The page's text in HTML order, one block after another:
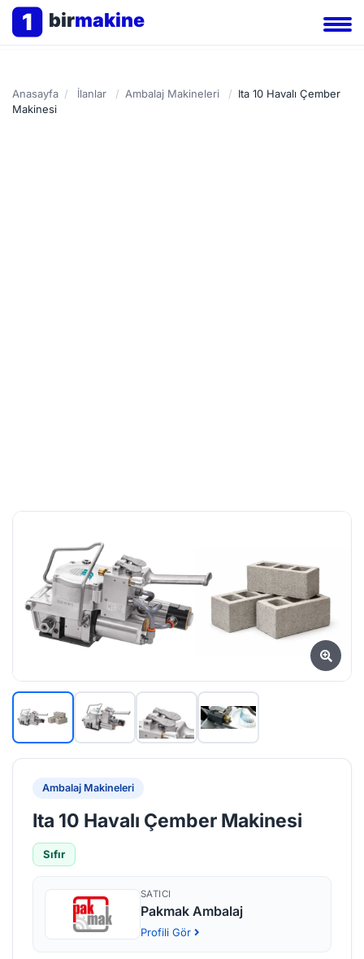
1 birmakine
Anasayfa / İlanlar / Ambalaj Makineleri / Ita 10 Havalı Çember
Makinesi
Ambalaj Makineleri
Ita 10 Havalı Çember Makinesi
Sıfır
SATICI
Pakmak Ambalaj
Profili Gör